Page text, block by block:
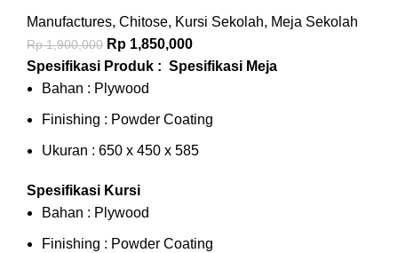
Manufactures, Chitose, Kursi Sekolah, Meja Sekolah
Rp1,900,000 Rp 1,850,000
Spesifikasi Produk : Spesifikasi Meja
Bahan : Plywood
Finishing : Powder Coating
Ukuran : 650 x 450 x 585
Spesifikasi Kursi
Bahan : Plywood
Finishing : Powder Coating